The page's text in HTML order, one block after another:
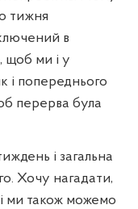
тижня
в
щоб ми і у
і попереднього
перерва була
і загальна
Хочу нагадати,
ми також можемо